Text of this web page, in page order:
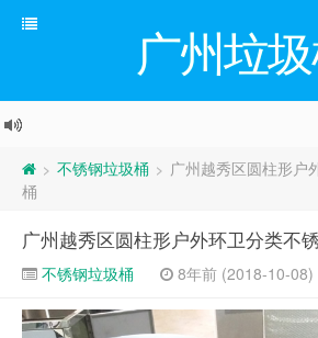
广州垃
> 不锈钢垃圾桶 > 广州越秀区圆柱形户
桶
广州越秀区圆柱形户外环卫分类不
不锈钢垃圾桶 8年前 (2018-10-08)